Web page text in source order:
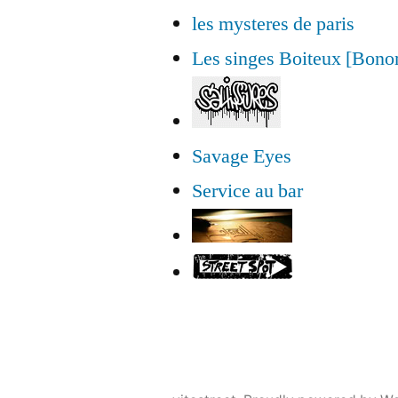
les mysteres de paris
Les singes Boiteux
Savage Eyes
Service au bar